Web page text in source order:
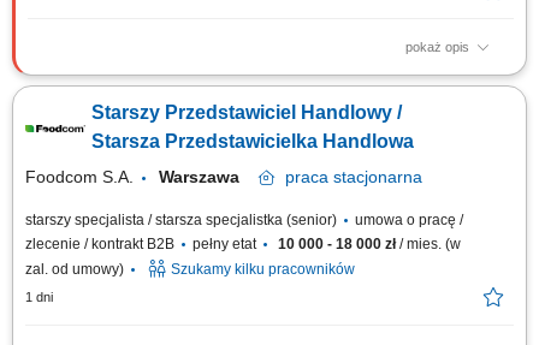
pokaż opis
Zakres obowiązków: Nawiązywanie i pielęgnowanie relacji handlowych
od zapytania po realizację. Poszukiwanie nowych źródeł zbytu i analiza
trendów rynkowych. Ścisła współpraca z działem administracji i logistyki
Starszy Przedstawiciel Handlowy /
Starsza Przedstawicielka Handlowa
Foodcom S.A. Warszawa praca stacjonarna
starszy specjalista / starsza specjalistka (senior)
umowa o pracę /
zlecenie / kontrakt B2B
pełny etat 10 000 - 18 000 zł/ mies. (w
zal. od umowy)
Szukamy kilku pracowników
1 dni